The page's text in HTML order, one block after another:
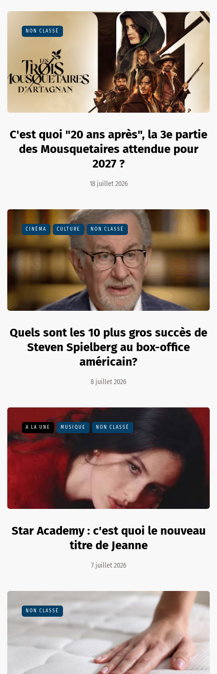
NON CLASSÉ
C'est quoi "20 ans après", la 3e partie
des Mousquetaires attendue pour
2027 ?
18 juillet 2026
CINÉMA CULTURE NON CLASSÉ
Quels sont les 10 plus gros succès de
Steven Spielberg au box-office
américain?
8 juillet 2026
A LA UNE MUSIQUE NON CLASSÉ
Star Academy : c'est quoi le nouveau
titre de Jeanne
7 juillet 2026
NON CLASSÉ